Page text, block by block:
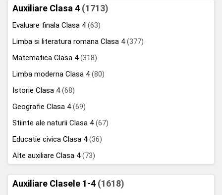
Auxiliare Clasa 4 (1713)
Evaluare finala Clasa 4(63)
Limba si literatura romana Clasa 4(377)
Matematica Clasa 4(318)
Limba moderna Clasa 4(80)
Istorie Clasa 4(68)
Geografie Clasa 4(69)
Stiinte ale naturii Clasa 4(67)
Educatie civica Clasa 4(36)
Alte auxiliare Clasa 4(73)
Auxiliare Clasele 1-4 (1618)